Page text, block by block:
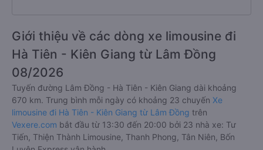
Giới thiệu về các dòng xe limousine đi
Hà Tiên - Kiên Giang từ Lâm Đồng
08/2026
Tuyến đường Lâm Đồng - Hà Tiên - Kiên Giang dài khoảng
670 km. Trung bình mỗi ngày có khoảng 23 chuyến Xe
limousine đi Hà Tiên - Kiên Giang từ Lâm Đồng trên
Vexere.com bắt đầu từ 13:30 đến 20:00 bởi 23 nhà xe: Tư
Tiến, Thiện Thành Limousine, Thanh Phong, Tân Niên, Bốn